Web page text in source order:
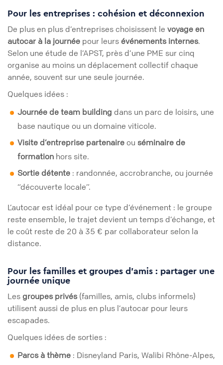
Pour les entreprises : cohésion et déconnexion
De plus en plus d’entreprises choisissent le voyage en
autocar à la journée pour leurs événements internes.
Selon une étude de l’APST, près d’une PME sur cinq
organise au moins un déplacement collectif chaque
année, souvent sur une seule journée.
Quelques idées :
Journée de team building dans un parc de loisirs, une
base nautique ou un domaine viticole.
Visite d’entreprise partenaire ou séminaire de
formation hors site.
Sortie détente : randonnée, accrobranche, ou journée
“découverte locale”.
L’autocar est idéal pour ce type d’événement : le groupe
reste ensemble, le trajet devient un temps d’échange, et
le coût reste de 20 à 35 € par collaborateur selon la
distance.
Pour les familles et groupes d’amis : partager une
journée unique
Les groupes privés(familles, amis, clubs informels)
utilisent aussi de plus en plus l’autocar pour leurs
escapades.
Quelques idées de sorties :
Parcs à thème : Disneyland Paris, Walibi Rhône-Alpes,